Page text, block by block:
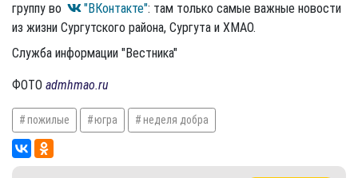
группу во
"ВКонтакте": там только самые важные новости
из жизни Сургутского района, Сургута и ХМАО.
Служба информации "Вестника"
ФОТО admhmao.ru
пожилые югра неделя добра